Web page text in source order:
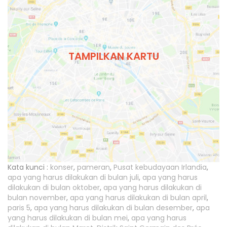
TAMPILKAN KARTU
Kata kunci : konser, pameran, Pusat kebudayaan Irlandia,
apa yang harus dilakukan di bulan juli, apa yang harus
dilakukan di bulan oktober, apa yang harus dilakukan di
bulan november, apa yang harus dilakukan di bulan april,
paris 5, apa yang harus dilakukan di bulan desember, apa
yang harus dilakukan di bulan mei, apa yang harus